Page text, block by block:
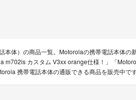
本体）の商品一覧。Motorolaの携帯電話本体の
カスタム V3xx orange仕様！」「
携帯電話本体の通販できる商品を販売中です